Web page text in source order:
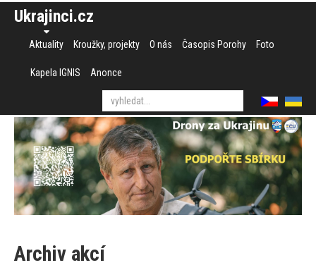
Ukrajinci.cz
Aktuality Kroužky, projekty O nás Časopis Porohy Foto
Kapela IGNIS Anonce
Archiv akcí